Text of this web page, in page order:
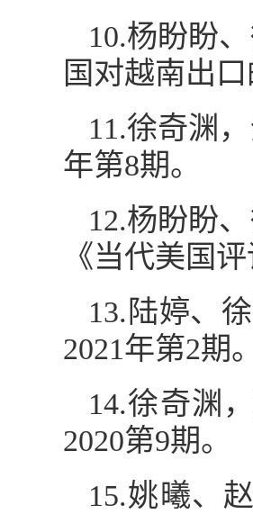
10.杨盼盼
国对越南出
11.徐奇渊
年第8期。
12.杨盼盼
《当代美国
13.陆婷、
2021年第2期
14.徐奇渊
2020第9期。
15.姚曦、